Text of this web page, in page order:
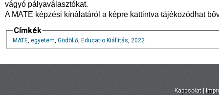
vágyó pályaválasztókat.
A MATE képzési kínálatáról a képre kattintva tájékozódhat
Címkék
MATE, egyetem, Gödöllő, Educatio Kiállítás, 2022
Kapcsolat |